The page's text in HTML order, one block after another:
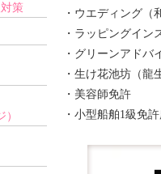
・ウエディング（
・ラッピングイン
・グリーンアドバ
・生け花池坊（
・美容師免許
・小型船舶1級免
策